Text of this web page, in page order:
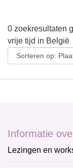
0 zoekresultaten
vrije tijd in België
Informatie
Lezingen en